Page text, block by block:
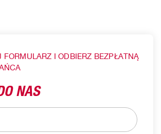
FORMULARZ I ODBIERZ BEZPŁATNĄ
NAS